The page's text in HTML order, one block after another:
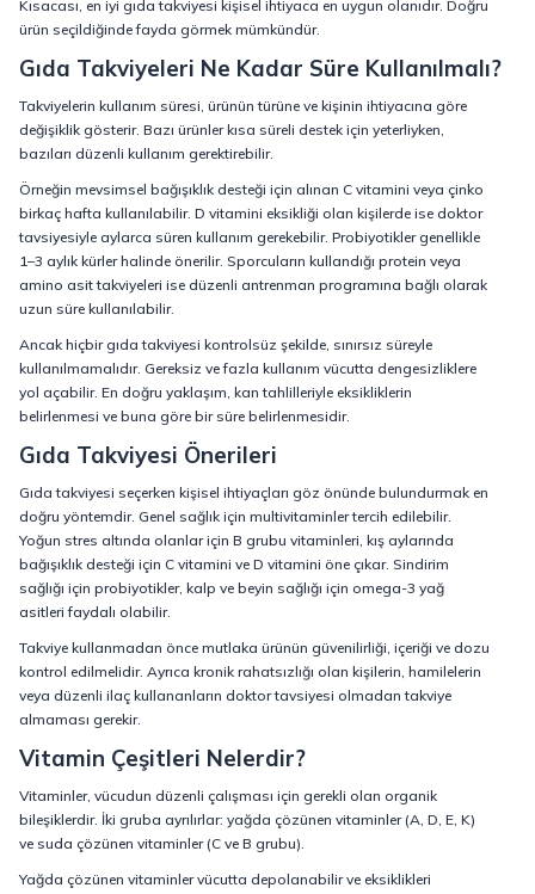
Kısacası, en iyi gıda takviyesi kişisel ihtiyaca en uygun olanıdır. Doğru
ürün seçildiğinde fayda görmek mümkündür.
Gıda Takviyeleri Ne Kadar Süre Kullanılmalı?
Takviyelerin kullanım süresi, ürünün türüne ve kişinin ihtiyacına göre
değişiklik gösterir. Bazı ürünler kısa süreli destek için yeterliyken,
bazıları düzenli kullanım gerektirebilir.
Örneğin mevsimsel bağışıklık desteği için alınan C vitamini veya çinko
birkaç hafta kullanılabilir. D vitamini eksikliği olan kişilerde ise doktor
tavsiyesiyle aylarca süren kullanım gerekebilir. Probiyotikler genellikle
1–3 aylık kürler halinde önerilir. Sporcuların kullandığı protein veya
amino asit takviyeleri ise düzenli antrenman programına bağlı olarak
uzun süre kullanılabilir.
Ancak hiçbir gıda takviyesi kontrolsüz şekilde, sınırsız süreyle
kullanılmamalıdır. Gereksiz ve fazla kullanım vücutta dengesizliklere
yol açabilir. En doğru yaklaşım, kan tahlilleriyle eksikliklerin
belirlenmesi ve buna göre bir süre belirlenmesidir.
Gıda Takviyesi Önerileri
Gıda takviyesi seçerken kişisel ihtiyaçları göz önünde bulundurmak en
doğru yöntemdir. Genel sağlık için multivitaminler tercih edilebilir.
Yoğun stres altında olanlar için B grubu vitaminleri, kış aylarında
bağışıklık desteği için C vitamini ve D vitamini öne çıkar. Sindirim
sağlığı için probiyotikler, kalp ve beyin sağlığı için omega-3 yağ
asitleri faydalı olabilir.
Takviye kullanmadan önce mutlaka ürünün güvenilirliği, içeriği ve dozu
kontrol edilmelidir. Ayrıca kronik rahatsızlığı olan kişilerin, hamilelerin
veya düzenli ilaç kullananların doktor tavsiyesi olmadan takviye
almaması gerekir.
Vitamin Çeşitleri Nelerdir?
Vitaminler, vücudun düzenli çalışması için gerekli olan organik
bileşiklerdir. İki gruba ayrılırlar: yağda çözünen vitaminler (A, D, E, K)
ve suda çözünen vitaminler (C ve B grubu).
Yağda çözünen vitaminler vücutta depolanabilir ve eksiklikleri